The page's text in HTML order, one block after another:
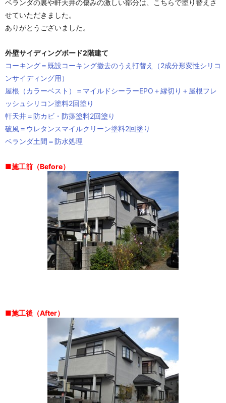
ベランダの裏や軒天井の傷みの激しい部分は、こちらで塗り替えさ
せていただきました。
ありがとうございました。
外壁サイディングボード2階建て
コーキング＝既設コーキング撤去のうえ打替え（2成分形変性シリコ
ンサイディング用）
屋根（カラーベスト）＝マイルドシーラーEPO＋縁切り＋屋根フレ
ッシュシリコン塗料2回塗り
軒天井＝防カビ・防藻塗料2回塗り
破風＝ウレタンスマイルクリーン塗料2回塗り
ベランダ土間＝防水処理
■施工前（Before）
■施工後（After）